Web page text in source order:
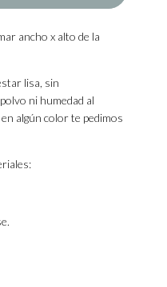
ancho x alto de la
lisa, sin
ni humedad al
algún color te pedimos